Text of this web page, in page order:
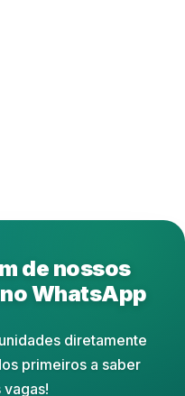
de nossos
WhatsApp
diretamente
primeiros a saber